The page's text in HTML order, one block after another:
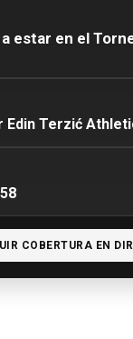
estar en el
Terzić
COBERTURA EN